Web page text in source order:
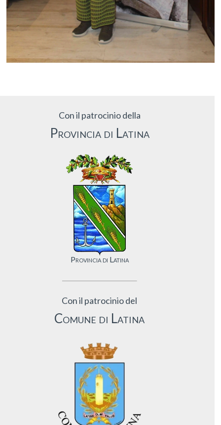
Con il patrocinio della
Provincia di Latina
Provincia di Latina
Con il patrocinio del
Comune di Latina